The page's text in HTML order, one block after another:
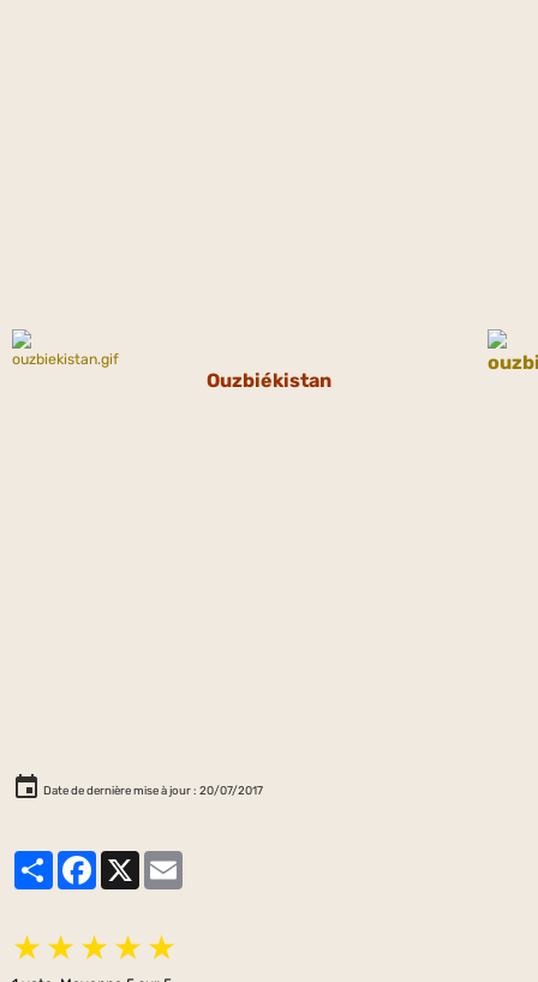
Ouzbiékistan
Date de dernière mise à jour : 20/07/2017
PartagerFacebook
X
★ ★ ★ ★ ★